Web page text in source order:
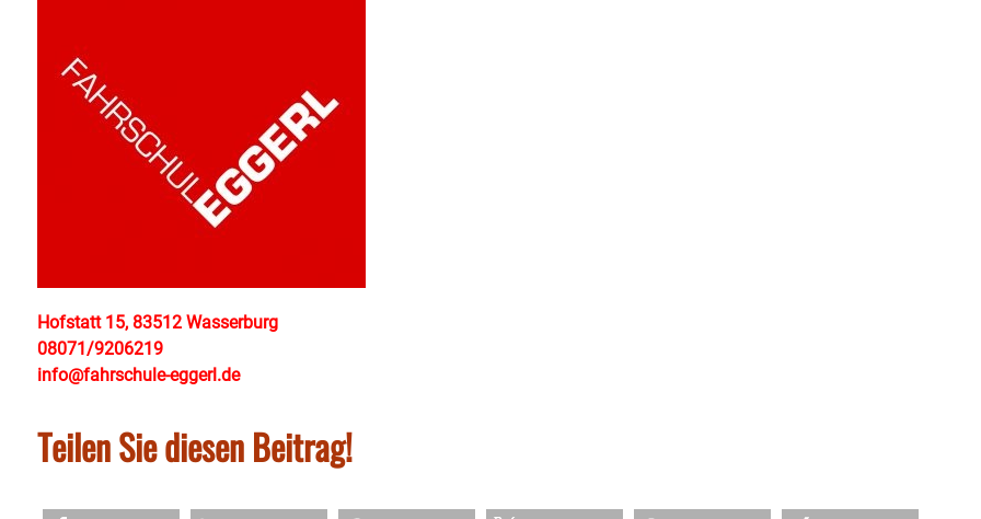
Hofstatt 15, 83512 Wasserburg
08071/9206219
info@fahrschule-eggerl.de
Teilen Sie diesen Beitrag!